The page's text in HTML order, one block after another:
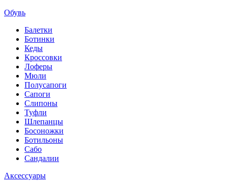
Обувь
Балетки
Ботинки
Кеды
Кроссовки
Лоферы
Мюли
Полусапоги
Сапоги
Слипоны
Туфли
Шлепанцы
Босоножки
Ботильоны
Сабо
Сандалии
Аксессуары